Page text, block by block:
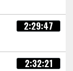
2:29:47
2:32:21